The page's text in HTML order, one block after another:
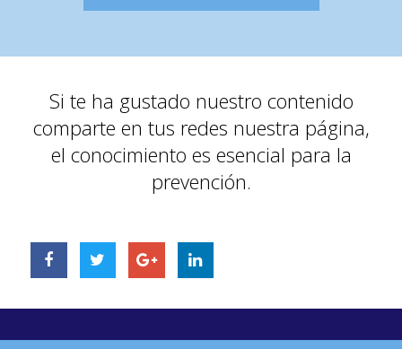
Si te ha gustado nuestro contenido
comparte en tus redes nuestra página,
el conocimiento es esencial para la
prevención.